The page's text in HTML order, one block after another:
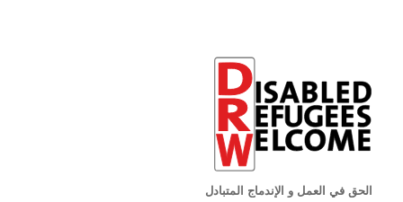
الحق في العمل و الإندماج المتبادل